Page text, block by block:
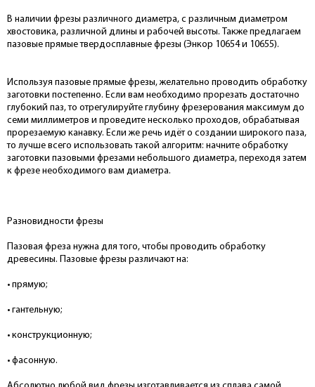
В наличии фрезы различного диаметра, с различным диаметром
хвостовика, различной длины и рабочей высоты. Также предлагаем
пазовые прямые твердосплавные фрезы (Энкор 10654 и 10655).
Используя пазовые прямые фрезы, желательно проводить обработку
заготовки постепенно. Если вам необходимо прорезать достаточно
глубокий паз, то отрегулируйте глубину фрезерования максимум до
семи миллиметров и проведите несколько проходов, обрабатывая
прорезаемую канавку. Если же речь идёт о создании широкого паза,
то лучше всего использовать такой алгоритм: начните обработку
заготовки пазовыми фрезами небольшого диаметра, переходя затем
к фрезе необходимого вам диаметра.
Разновидности фрезы
Пазовая фреза нужна для того, чтобы проводить обработку
древесины. Пазовые фрезы различают на:
• прямую;
• гантельную;
• конструкционную;
• фасонную.